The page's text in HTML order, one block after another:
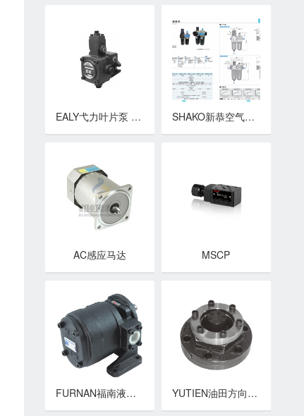
EALY弋力叶片泵 变量型轮叶泵 VPEA系列低压变量叶片泵 SHAKO新恭空气调理组合 USFR/L 不锈钢二点式三点组合
AC感应马达 MSCP
FURNAN福南液压泵 GH2系列化工(PU)计量泵 YUTIEN油田方向控制阀 PF系列充液阀